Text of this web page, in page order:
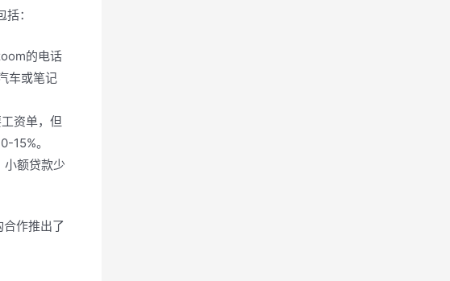
：
的电话
车或笔记
资单，但
15%。
额贷款少
作推出了